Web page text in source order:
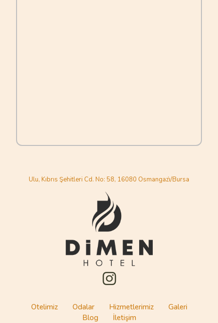
Ulu, Kıbrıs Şehitleri Cd. No: 58, 16080 Osmangazi̇/Bursa
Otelimiz Odalar Hizmetlerimiz
Galeri
Blog
İletişim